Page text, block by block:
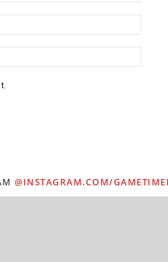
@INSTAGRAM.COM/